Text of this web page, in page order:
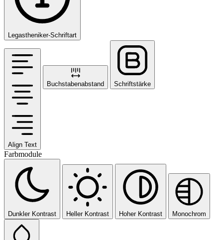
Legastheniker-Schriftart
Align Text
Buchstabenabstand Schriftstärke
Farbmodule
Dunkler Kontrast Heller Kontrast Hoher Kontrast Monochrom